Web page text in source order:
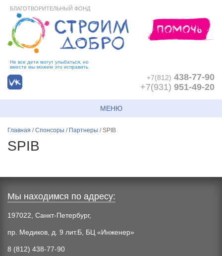
БЛАГОТВОРИТЕЛЬНЫЙ ФОНД
Не все дети могут улыбаться, но
вместе мы можем это исправить
+7(812) 438-77-90
+7(931) 951-49-20
МЕНЮ
Главная /Спонсоры / Партнеры /SPIB
SPIB
Мы находимся по адресу:
197022, Санкт-Петербург,
пр. Медиков, д. 9 лит.Б, БЦ «Инженер»
8 (812) 438-77-90